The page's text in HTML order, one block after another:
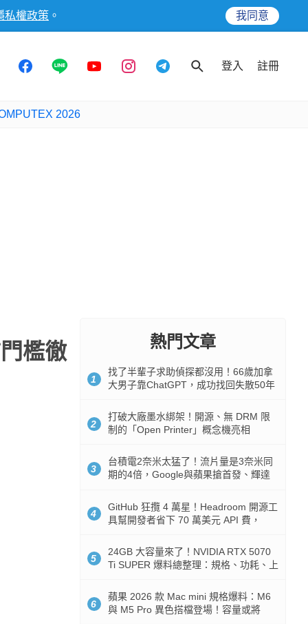
私權政策 。 我同意
登入 註冊
2026
檻徹
熱門文章
1
找了半輩子求助偵探都沒用！66歲加拿
大男子靠ChatGPT，成功找回失散50年
2
打破大廠墨水綁架！開源、無 DRM 限
制的「Open Printer」概念機亮相
3
台積電2奈米太猛了！流片量是3奈米同
期的4倍，Google與蘋果搶首發、輝達
4
GitHub 狂攬 4 萬星！Headroom 開源工
具幫開發者省下 70 萬美元 API 費，
5
24GB 大容量來了！NVIDIA RTX 5070
Ti SUPER 爆料總整理：規格、功耗、上
6
蘋果 2026 款 Mac mini 規格爆料：M6
與 M5 Pro 異色搭檔登場！容量或將